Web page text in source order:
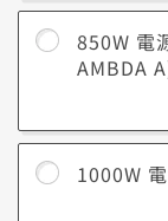
基本的には＜オスス
長持ちさせます。
またグラボやストレ
850W 電
AMBDA
1000W